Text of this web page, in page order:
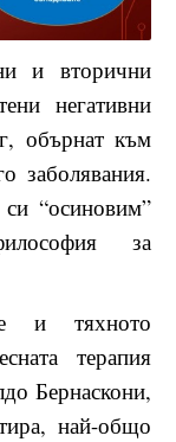
и вторични
негативни
обърнат към
заболявания.
“осиновим”
за
и тяхното
терапия
Бернаскони,
най-общо